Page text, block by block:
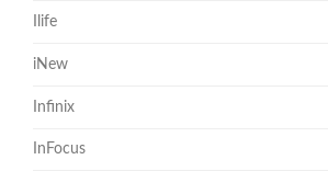
Ilife
iNew
Infinix
InFocus